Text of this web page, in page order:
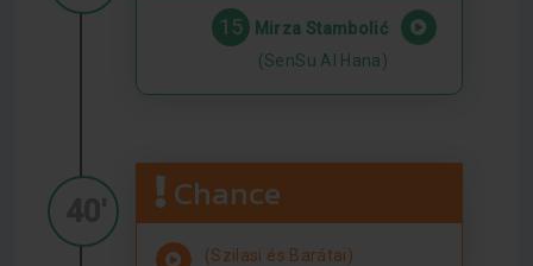
15
Mirza Stambolić
(SenSu Al Hana)
Chance
(Szilasi és Barátai)